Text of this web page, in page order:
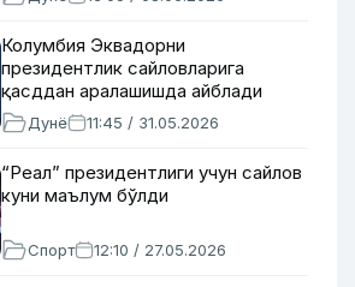
Колумбия Эквадорни
президентлик сайловларига
қасддан аралашишда айблади
Дунё 11:45 / 31.05.2026
“Реал” президентлиги учун сайлов
куни маълум бўлди
Спорт 12:10 / 27.05.2026